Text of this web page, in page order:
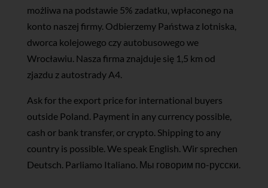
możliwa na podstawie 5% zadatku, wpłaconego na
konto naszej firmy. Odbierzemy Państwa z lotniska,
dworca kolejowego czy autobusowego we
Wrocławiu. Nasza firma znajduje się 1,5 km od
zjazdu z autostrady A4.
Ask for the export price for international buyers
outside Poland. Payment in any currency possible,
cash or bank transfer, or crypto. Shipping to any
country is possible. We speak English. Wir sprechen
Deutsch. Parliamo Italiano. Мы говорим по-русски.